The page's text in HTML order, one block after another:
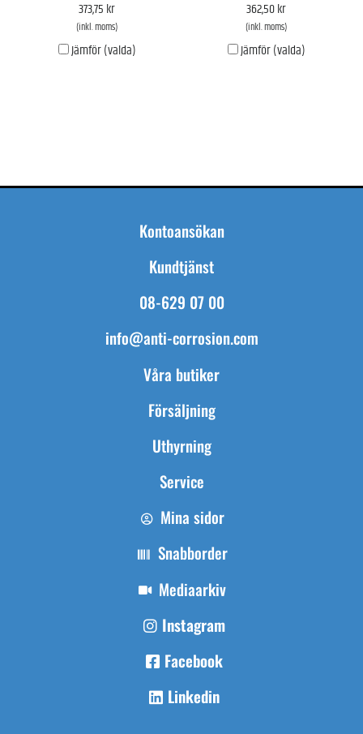
373,75 kr
(inkl. moms)
Jämför (valda)
362,50 kr
(inkl. moms)
Jämför (valda)
Kontoansökan
Kundtjänst
08-629 07 00
info@anti-corrosion.com
Våra butiker
Försäljning
Uthyrning
Service
Mina sidor
Snabborder
Mediaarkiv
Instagram
Facebook
Linkedin